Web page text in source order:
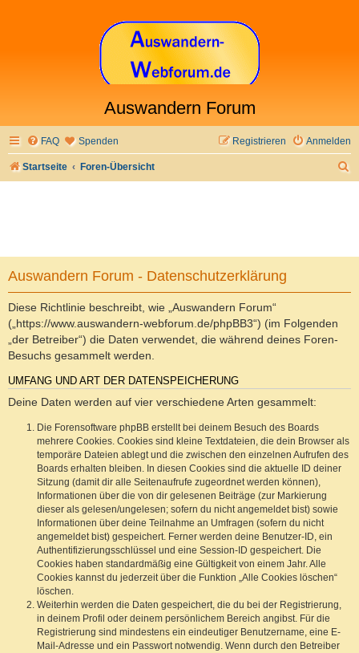
Auswandern Forum
FAQ Spenden Anmelden
Registrieren
Startseite Foren-Übersicht
Auswandern Forum - Datenschutzerklärung
Diese Richtlinie beschreibt, wie „Auswandern Forum“
(„https://www.auswandern-webforum.de/phpBB3“) (im Folgenden
„der Betreiber“) die Daten verwendet, die während deines Foren-
Besuchs gesammelt werden.
UMFANG UND ART DER DATENSPEICHERUNG
Deine Daten werden auf vier verschiedene Arten gesammelt:
Die Forensoftware phpBB erstellt bei deinem Besuch des Boards
mehrere Cookies. Cookies sind kleine Textdateien, die dein Browser als
temporäre Dateien ablegt und die zwischen den einzelnen Aufrufen des
Boards erhalten bleiben. In diesen Cookies sind die aktuelle ID deiner
Sitzung (damit dir alle Seitenaufrufe zugeordnet werden können),
Informationen über die von dir gelesenen Beiträge (zur Markierung
dieser als gelesen/ungelesen; sofern du nicht angemeldet bist) sowie
Informationen über deine Teilnahme an Umfragen (sofern du nicht
angemeldet bist) gespeichert. Ferner werden deine Benutzer-ID, ein
Authentifizierungsschlüssel und eine Session-ID gespeichert. Die
Cookies haben standardmäßig eine Gültigkeit von einem Jahr. Alle
Cookies kannst du jederzeit über die Funktion „Alle Cookies löschen“
löschen.
Weiterhin werden die Daten gespeichert, die du bei der Registrierung,
in deinem Profil oder deinem persönlichem Bereich angibst. Für die
Registrierung sind mindestens ein eindeutiger Benutzername, eine E-
Mail-Adresse und ein Passwort notwendig. Wenn durch den Betreiber